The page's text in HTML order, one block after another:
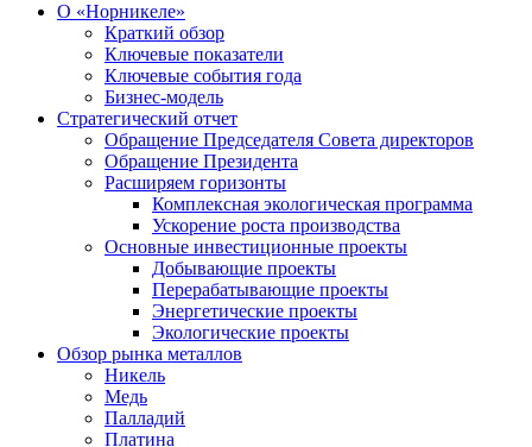
О «Норникеле»
Краткий обзор
Ключевые показатели
Ключевые события года
Бизнес-модель
Стратегический отчет
Обращение Председателя Совета директоров
Обращение Президента
Расширяем горизонты
Комплексная экологическая программа
Ускорение роста производства
Основные инвестиционные проекты
Добывающие проекты
Перерабатывающие проекты
Энергетические проекты
Экологические проекты
Обзор рынка металлов
Никель
Медь
Палладий
Платина